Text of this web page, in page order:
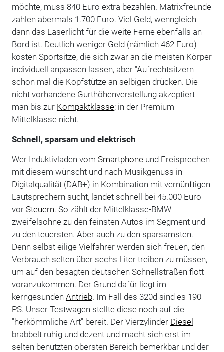
möchte, muss 840 Euro extra bezahlen. Matrixfreunde
zahlen abermals 1.700 Euro. Viel Geld, wenngleich
dann das Laserlicht für die weite Ferne ebenfalls an
Bord ist. Deutlich weniger Geld (nämlich 462 Euro)
kosten Sportsitze, die sich zwar an die meisten Körper
individuell anpassen lassen, aber "Aufrechtsitzern"
schon mal die Kopfstütze an selbigen drücken. Die
nicht vorhandene Gurthöhenverstellung akzeptiert
man bis zur Kompaktklasse; in der Premium-
Mittelklasse nicht.
Schnell, sparsam und elektrisch
Wer Induktivladen vom Smartphoneund Freisprechen
mit diesem wünscht und nach Musikgenuss in
Digitalqualität (DAB+) in Kombination mit vernünftigen
Lautsprechern sucht, landet schnell bei 45.000 Euro
vor Steuern. So zählt der Mittelklasse-BMW
zweifelsohne zu den feinsten Autos im Segment und
zu den teuersten. Aber auch zu den sparsamsten.
Denn selbst eilige Vielfahrer werden sich freuen, den
Verbrauch selten über sechs Liter treiben zu müssen,
um auf den besagten deutschen Schnellstraßen flott
voranzukommen. Der Grund dafür liegt im
kerngesunden Antrieb. Im Fall des 320d sind es 190
PS. Unser Testwagen stellte diese noch auf die
"herkömmliche Art" bereit. Der Vierzylinder Diesel
brabbelt ruhig und dezent und macht sich erst im
selten benutzten obersten Bereich bemerkbar und der